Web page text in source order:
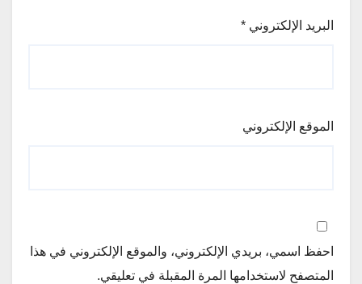
البريد الإلكتروني *
الموقع الإلكتروني
احفظ اسمي، بريدي الإلكتروني، والموقع الإلكتروني في هذا
المتصفح لاستخدامها المرة المقبلة في تعليقي.